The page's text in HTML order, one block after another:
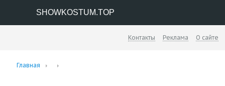
SHOWKOSTUM.TOP
Контакты Реклама О сайте
Главная